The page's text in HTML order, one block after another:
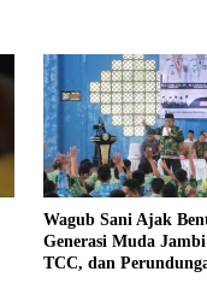
Wagub Sani Ajak
Generasi Muda
TCC, dan